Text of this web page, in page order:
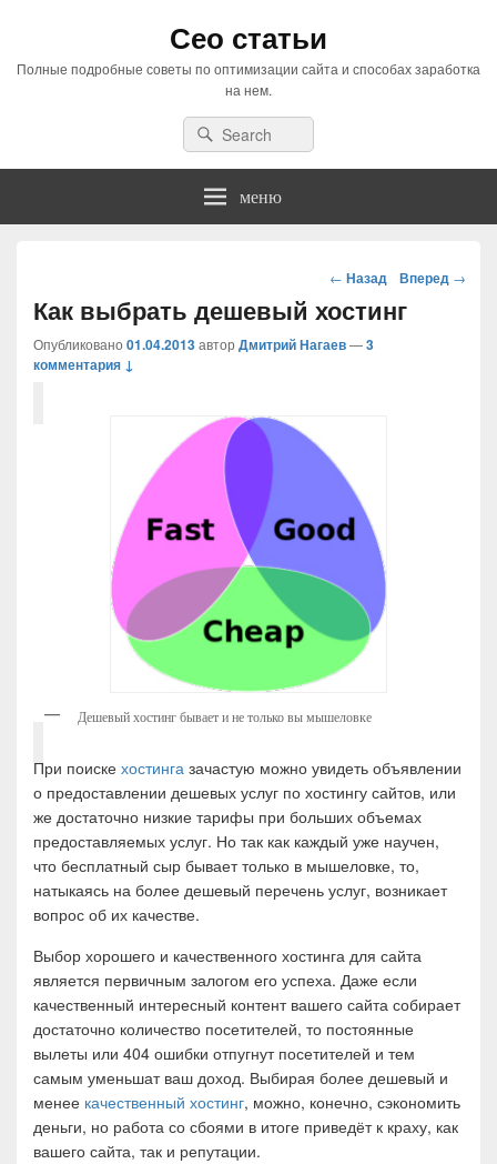
Сео статьи
Полные подробные советы по оптимизации сайта и способах заработка
на нем.
Search
for:
Search
меню
Навигация
статьям
← Назад Вперед →
Как выбрать дешевый хостинг
Опубликовано 01.04.2013автор Дмитрий Нагаев—3
комментария ↓
Дешевый хостинг бывает и не только вы мышеловке
При поиске хостинга зачастую можно увидеть объявлении
о предоставлении дешевых услуг по хостингу сайтов, или
же достаточно низкие тарифы при больших объемах
предоставляемых услуг. Но так как каждый уже научен,
что бесплатный сыр бывает только в мышеловке, то,
натыкаясь на более дешевый перечень услуг, возникает
вопрос об их качестве.
Выбор хорошего и качественного хостинга для сайта
является первичным залогом его успеха. Даже если
качественный интересный контент вашего сайта собирает
достаточно количество посетителей, то постоянные
вылеты или 404 ошибки отпугнут посетителей и тем
самым уменьшат ваш доход. Выбирая более дешевый и
менее качественный хостинг, можно, конечно, сэкономить
деньги, но работа со сбоями в итоге приведёт к краху, как
вашего сайта, так и репутации.